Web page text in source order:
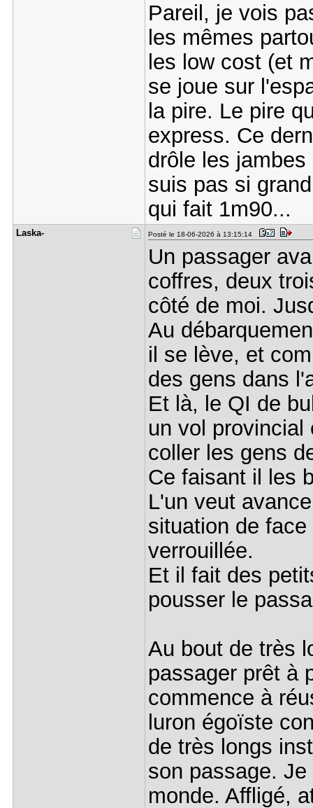
Pareil, je vois
les mêmes
les low cost (et
se joue sur
la pire. Le pire
express. Ce
drôle les
suis pas si
qui fait 1m90...
Laska- Posté le 18-06-2026 à 13:15:14
Un passager
coffres, deux
côté de moi.
Au
il se lève, et
des gens dans
Et là, le QI de
un vol provincial
coller les gens
Ce faisant il les
L'un veut
situation de
verrouillée.
Et il fait des
pousser le
Au bout de très
passager prêt à
commence à
luron égoïste
de très longs
son passage.
monde. Affligé,